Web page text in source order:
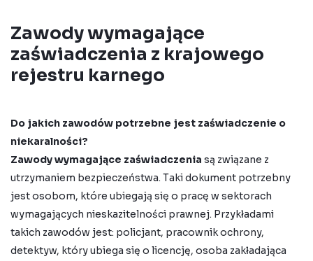
Zawody wymagające
zaświadczenia z krajowego
rejestru karnego
Do jakich zawodów potrzebne jest zaświadczenie o
niekaralności?
Zawody wymagające zaświadczenia są związane z
utrzymaniem bezpieczeństwa. Taki dokument potrzebny
jest osobom, które ubiegają się o pracę w sektorach
wymagających nieskazitelności prawnej. Przykładami
takich zawodów jest: policjant, pracownik ochrony,
detektyw, który ubiega się o licencję, osoba zakładająca